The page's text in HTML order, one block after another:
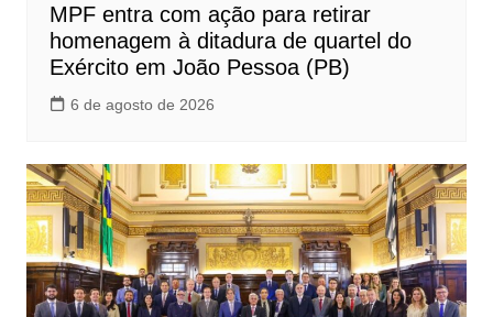
MPF entra com ação para retirar
homenagem à ditadura de quartel do
Exército em João Pessoa (PB)
6 de agosto de 2026